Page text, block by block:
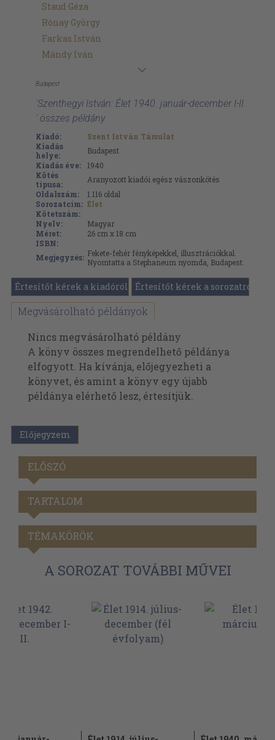
Staud Géza
Rónay György
Farkas István
Mándy Iván
Budapest
'Szenthegyi István: Élet 1940. január-december I-II.
' összes példány
Kiadó:
Szent István Társulat
Kiadás
helye:
Budapest
Kiadás éve:
1940
Kötés
típusa:
Aranyozott kiadói egész vászonkötés
Oldalszám:
1.116 oldal
Sorozatcím: Élet
Kötetszám:
Nyelv:
Magyar
Méret:
26 cm x 18 cm
ISBN:
Megjegyzés: Fekete-fehér fényképekkel, illusztrációkkal.
Nyomtatta a Stephaneum nyomda, Budapest.
Értesítőt kérek a kiadóról Értesítőt kérek a sorozatról
Megvásárolható példányok
Nincs megvásárolható példány
A könyv összes megrendelhető példánya
elfogyott. Ha kívánja, előjegyezheti a
könyvet, és amint a könyv egy újabb
példánya elérhető lesz, értesítjük.
Előjegyzem
ELŐSZÓ
TARTALOM
TÉMAKÖRÖK
A SOROZAT TOVÁBBI MŰVEI